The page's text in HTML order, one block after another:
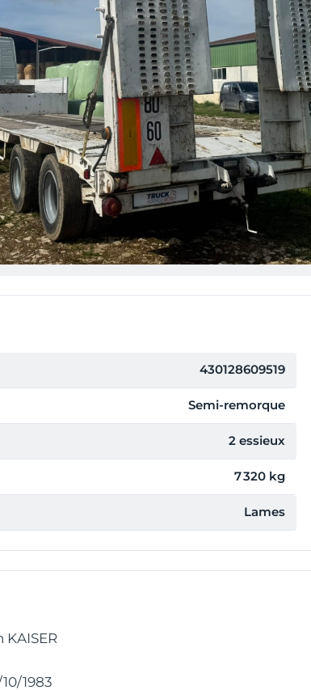
430128609519
Semi-remorque
2 essieux
7 320 kg
Lames
1983